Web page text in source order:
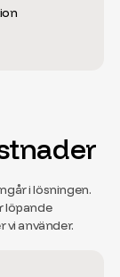
i lösningen.
löpande
vi använder.